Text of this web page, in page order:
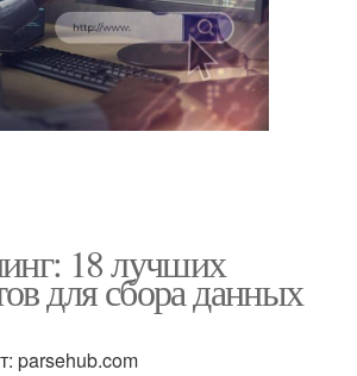
18 лучших
для сбора данных
parsehub.com